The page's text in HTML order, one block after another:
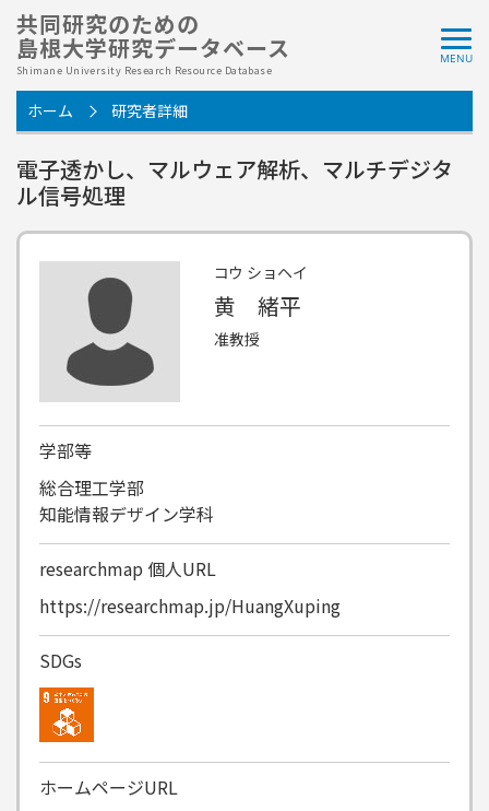
共同研究のための
島根大学研究データベース
Shimane University Research Resource Database
ホーム 研究者詳細
電子透かし、マルウェア解析、マルチデジタ
ル信号処理
コウ ショヘイ
黄 緒平
准教授
学部等
総合理工学部
知能情報デザイン学科
researchmap 個人URL
https://researchmap.jp/HuangXuping
SDGs
ホームページURL